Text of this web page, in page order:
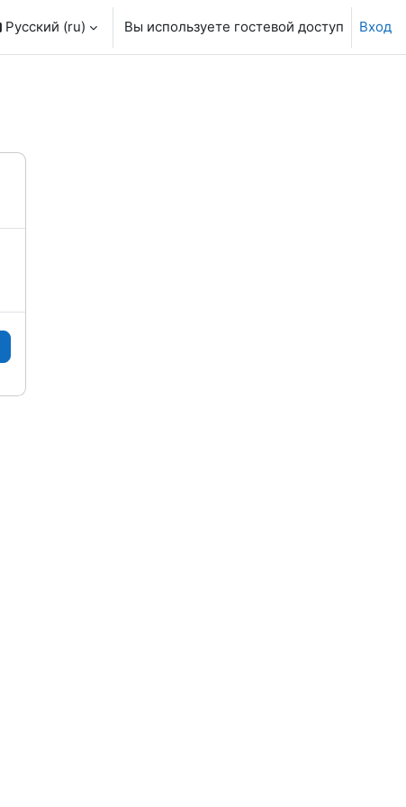
Русский ‎(ru)‎ Вы используете гостевой доступ Вход